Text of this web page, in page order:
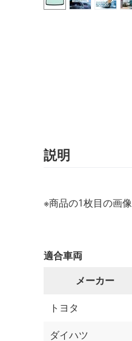
説明
※商品の1枚目の画
適合車両
メーカー
トヨタ
ダイハツ